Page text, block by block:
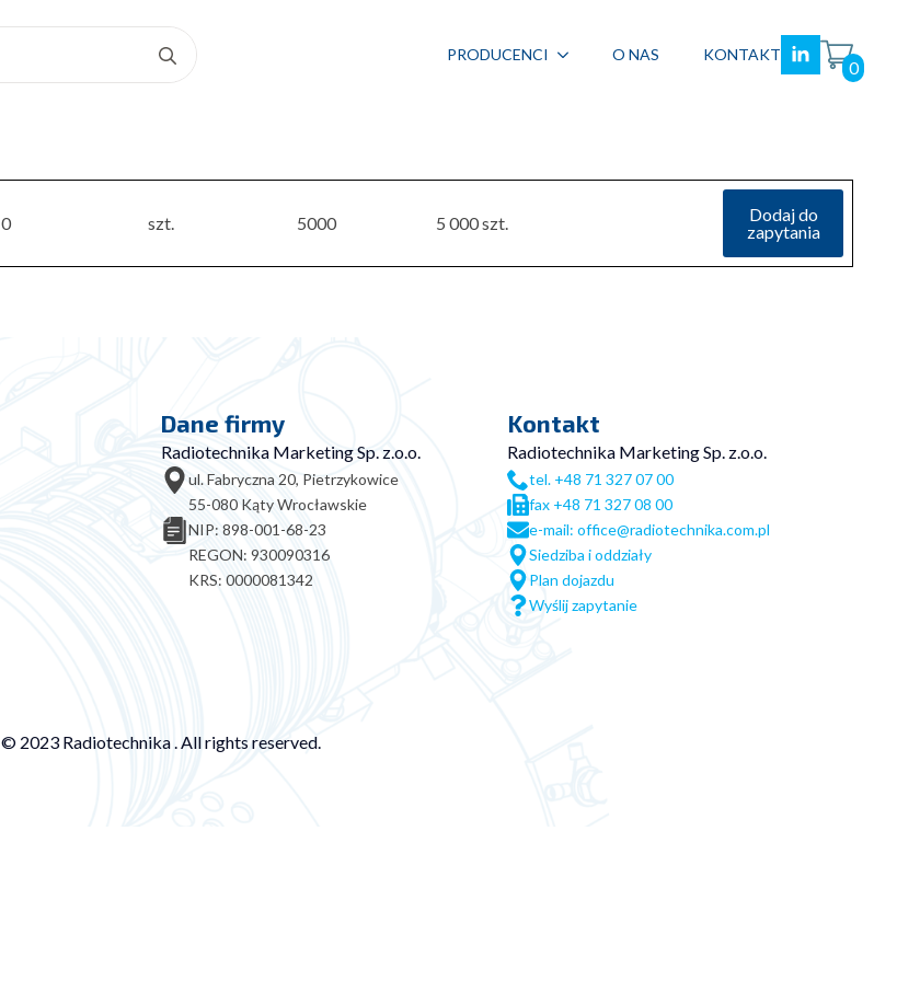
for:
PRODUCENCI O NAS KONTAKT
0
0 szt. 5000 5 000 szt.
Dodaj do
zapytania
Dane firmy
Radiotechnika Marketing Sp. z.o.o.
ul. Fabryczna 20, Pietrzykowice
55-080 Kąty Wrocławskie
NIP: 898-001-68-23
REGON: 930090316
KRS: 0000081342
Kontakt
Radiotechnika Marketing Sp. z.o.o.
tel. +48 71 327 07 00
fax +48 71 327 08 00
e-mail: office@radiotechnika.com.pl
Siedziba i oddziały
Plan dojazdu
Wyślij zapytanie
© 2023 Radiotechnika . All rights reserved.